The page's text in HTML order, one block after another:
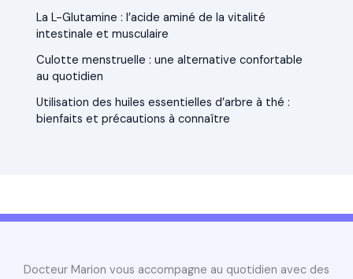
La L-Glutamine : l’acide aminé de la vitalité
intestinale et musculaire
Culotte menstruelle : une alternative confortable
au quotidien
Utilisation des huiles essentielles d’arbre à thé :
bienfaits et précautions à connaître
Docteur Marion vous accompagne au quotidien avec des